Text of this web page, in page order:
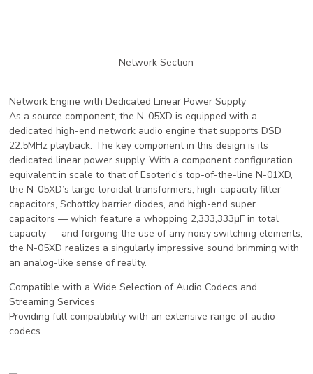
— Network Section —
Network Engine with Dedicated Linear Power Supply
As a source component, the N-05XD is equipped with a
dedicated high-end network audio engine that supports DSD
22.5MHz playback. The key component in this design is its
dedicated linear power supply. With a component configuration
equivalent in scale to that of Esoteric’s top-of-the-line N-01XD,
the N-05XD’s large toroidal transformers, high-capacity filter
capacitors, Schottky barrier diodes, and high-end super
capacitors — which feature a whopping 2,333,333μF in total
capacity — and forgoing the use of any noisy switching elements,
the N-05XD realizes a singularly impressive sound brimming with
an analog-like sense of reality.
Compatible with a Wide Selection of Audio Codecs and
Streaming Services
Providing full compatibility with an extensive range of audio
codecs.